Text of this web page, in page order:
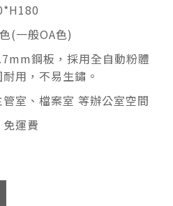
(一般OA色)
鋼板，採用全自動粉體
用，不易生鏽。
室、檔案室 等辦公室空間
運費